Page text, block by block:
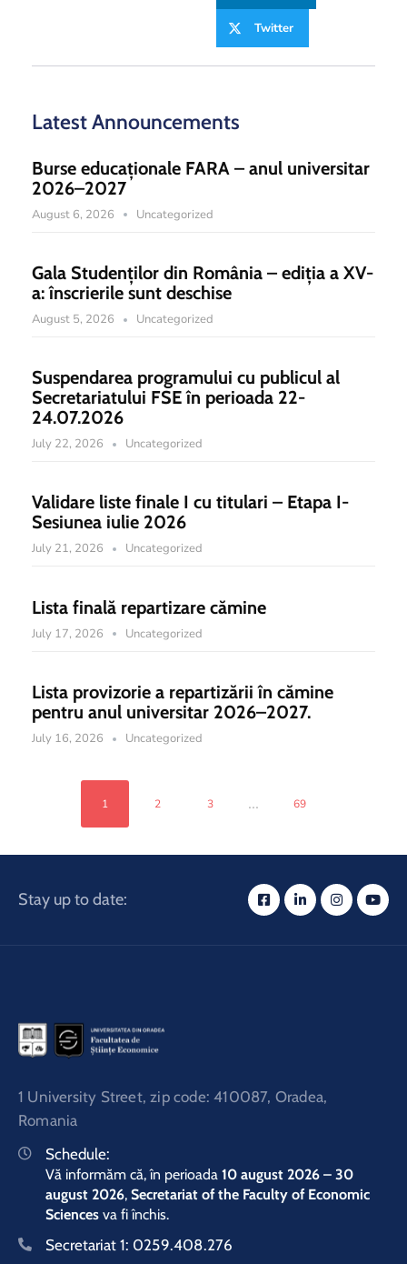
Twitter
Latest Announcements
Burse educaționale FARA – anul universitar
2026–2027
August 6, 2026 Uncategorized
Gala Studenților din România – ediția a XV-
a: înscrierile sunt deschise
August 5, 2026 Uncategorized
Suspendarea programului cu publicul al
Secretariatului FSE în perioada 22-
24.07.2026
July 22, 2026 Uncategorized
Validare liste finale I cu titulari – Etapa I-
Sesiunea iulie 2026
July 21, 2026 Uncategorized
Lista finală repartizare cămine
July 17, 2026 Uncategorized
Lista provizorie a repartizării în cămine
pentru anul universitar 2026–2027.
July 16, 2026 Uncategorized
1 2 3 ... 69
Stay up to date:
1 University Street, zip code: 410087, Oradea,
Romania
Schedule:
Vă informăm că, în perioada 10 august 2026 – 30
august 2026, Secretariat of the Faculty of Economic
Sciences va fi închis.
Secretariat 1: 0259.408.276